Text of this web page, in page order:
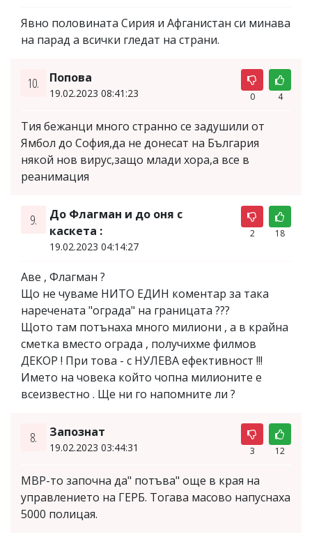
Явно половината Сирия и Афганистан си минава
на парад а всички гледат на страни.
10. Попова
19.02.2023 08:41:23 0 4
Тия бежанци много странно се задушили от
Ямбол до София,да не донесат на България
някой нов вирус,защо млади хора,а все в
реанимация
9.
До Флагман и до оня с
каскета :
19.02.2023 04:14:27
2 18
Аве , Флагман ?
Що не чуваме НИТО ЕДИН коментар за така
наречената "ограда" на границата ???
Щото там потънаха много милиони , а в крайна
сметка вместо ограда , получихме филмов
ДЕКОР ! При това - с НУЛЕВА ефективност !!!
Името на човека който чопна милионите е
всеизвестно . Ще ни го напомните ли ?
8. Запознат
19.02.2023 03:44:31 3 12
МВР-то започна да" потъва" още в края на
управлението на ГЕРБ. Тогава масово напуснаха
5000 полицая.